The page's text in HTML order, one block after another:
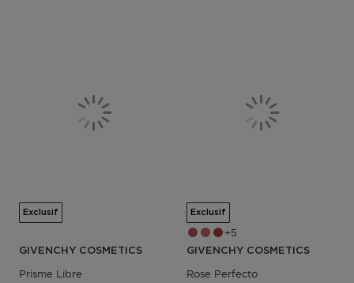
Exclusif
GIVENCHY COSMETICS
Prisme Libre
5
Exclusif
GIVENCHY COSMETICS
Rose Perfecto